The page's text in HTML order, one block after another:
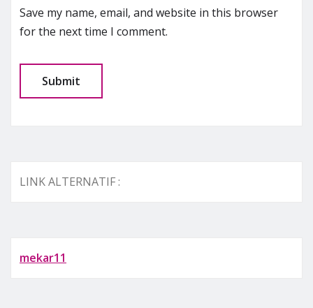
Save my name, email, and website in this browser
for the next time I comment.
LINK ALTERNATIF :
mekar11